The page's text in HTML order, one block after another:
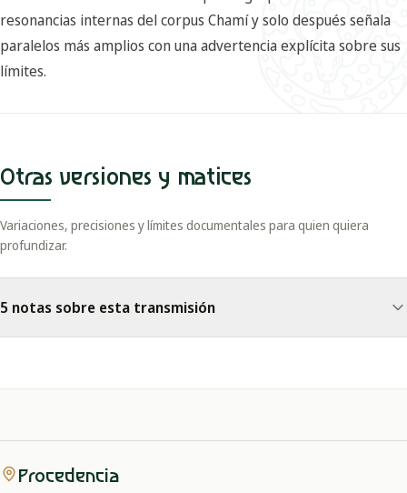
resonancias internas del corpus Chamí y solo después señala
paralelos más amplios con una advertencia explícita sobre sus
límites.
Otras versiones y matices
Variaciones, precisiones y límites documentales para quien quiera
profundizar.
5 notas sobre esta transmisión
Procedencia